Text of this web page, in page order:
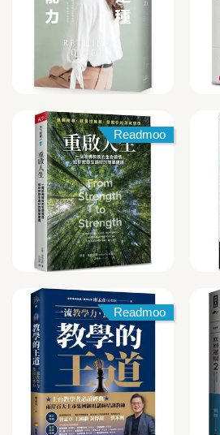
Readmoo
Readmoo